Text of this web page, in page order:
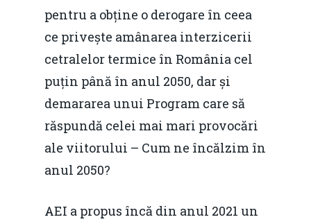
pentru a obține o derogare în ceea
ce privește amânarea interzicerii
cetralelor termice în România cel
puțin până în anul 2050, dar și
demararea unui Program care să
răspundă celei mai mari provocări
ale viitorului – Cum ne încălzim în
anul 2050?
AEI a propus încă din anul 2021 un